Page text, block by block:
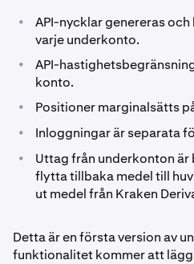
•
API-nycklar genereras
varje underkonto.
•
API-
konto.
• Positioner marginalsätts
• Inloggningar är separata
•
Uttag från underkonton
flytta tillbaka medel till
ut medel från Kraken
Detta är en första version av
funktionalitet kommer att